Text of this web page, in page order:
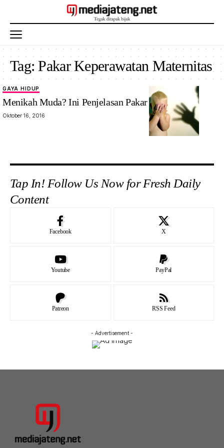
Tag:Pakar Keperawatan Maternitas
GAYA HIDUP
Menikah Muda? Ini Penjelasan Pakar Maternitas
Oktober 16, 2016
Tap In! Follow Us Now for Fresh Daily
Content
Facebook X
Youtube PayPal
Patreon RSS Feed
- Advertisement -